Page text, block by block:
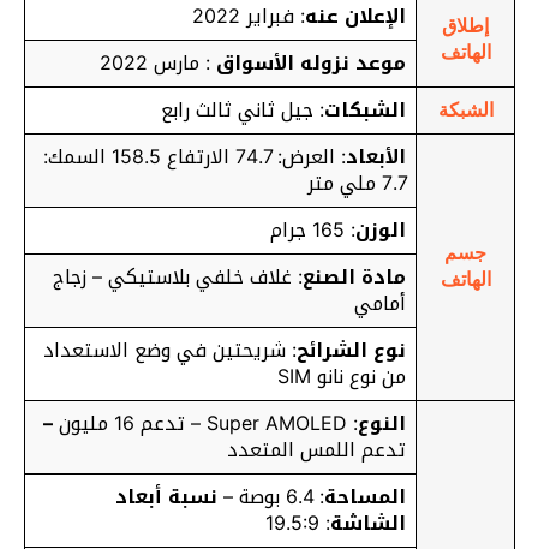
إطلاق
الهاتف
الإعلان عنه: فبراير 2022
موعد نزوله الأسواق: مارس 2022
الشبكة الشبكات: جيل ثاني ثالث رابع
جسم
الهاتف
الأبعاد : العرض: 74.7 الارتفاع 158.5 السمك:
7.7 ملي متر
الوزن: 165 جرام
مادة الصنع: غلاف خلفي بلاستيكي – زجاج
أمامي
نوع الشرائح: شريحتين في وضع الاستعداد
من نوع نانو SIM
النوع: Super AMOLED – تدعم 16 مليون –
تدعم اللمس المتعدد
المساحة: 6.4 بوصة – نسبة أبعاد
الشاشة: 19.5:9